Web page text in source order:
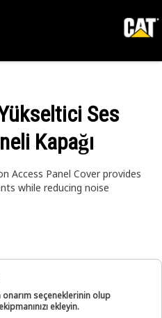
Ses
Kapağı
Access Panel Cover provides
while reducing noise
onarım seçeneklerinin olup
ekleyin.